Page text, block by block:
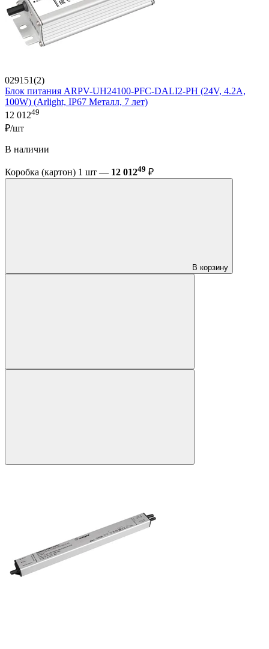
029151(2)
Блок питания ARPV-UH24100-PFC-DALI2-PH (24V, 4.2A,
100W) (Arlight, IP67 Металл, 7 лет)
12 01249
₽/шт
В наличии
Коробка (картон) 1 шт — 12 01249 ₽
В корзину